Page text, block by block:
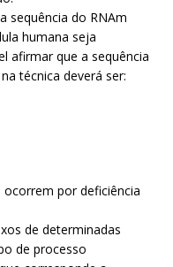
sequência do RNAm
humana seja
afirmar que a sequência
técnica deverá ser:
por deficiência
de determinadas
de processo